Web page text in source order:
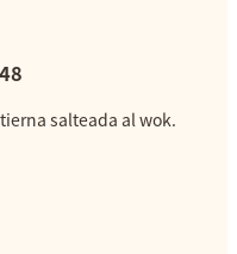
48
salteada al wok.